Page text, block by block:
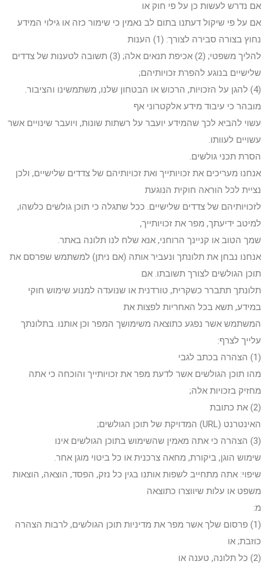
אם נדרש לעשות כן על פי חוק או
אם על פי שיקול דעתנו בתום לב נאמין כי שימור כזה או גילוי המידע
נחוץ בצורה סבירה לצורך: (1) הענות
להליך משפטי; (2) אכיפת תנאים אלה; (3) תשובה לטענות של צדדים
שלישיים בנוגע להפרת זכויותיהם;
(4) להגן על הזכויות, הרכוש או הבטחון שלנו, משתמשינו והציבור.
מובהר כי עיבוד מידע אלקטרוני אף
עשוי להביא לכך שהמידע יועבר על רשתות שונות, ויועבר שינויים אשר
עשויים לעוותו.
הסרת תכני גולשים.
אנחנו מעריכים את זכויותייך ואת זכויותיהם של צדדים שלישיים, ולכן
נציית לכל הוראה חוקית הנוגעת
לזכויותיהם של צדדים שלישיים. ככל שתגלה כי תוכן גולשים כלשהו,
למיטב ידיעתך, מפר את זכויותייך,
שמך הטוב או קניינך הרוחני, אנא שלח לנו תלונה באתר.
אנחנו נבחן את תלונתך ונעביר אותה (אם ניתן) למשתמש שפרסם את
תוכן הגולשים לצורך תשובתו. אם
תלונתך תתברר כשקרית, טורדנית או שנועדה למנוע שימוש חוקי
במידע, תשא בכל האחריות לפצות את
המשתמש אשר נפגע כתוצאה משימושך המפר וכן אותנו. בתלונתך
עלייך לצרף:
(1) הצהרה בכתב לגבי
מהו תוכן הגולשים אשר לדעת מפר את זכויותייך והוכחה כי אתה
מחזיק בזכויות אלה;
(2) את כתובת
האינטרנט (URL) המדויקת של תוכן הגולשים;
(3) הצהרה כי אתה מאמין שהשימוש בתוכן הגולשים אינו
שימוש הוגן, ביקורת, מחאה צרכנית או כל ביטוי מוגן אחר.
שיפוי: אתה מתחייב לשפות אותנו בגין כל נזק, הפסד, הוצאה, הוצאות
משפט או עלות שיווצרו כתוצאה
מ:
(1) פרסום שלך אשר מפר את מדיניות תוכן הגולשים, לרבות הצהרה
כוזבת; או
(2) כל תלונה, טענה או